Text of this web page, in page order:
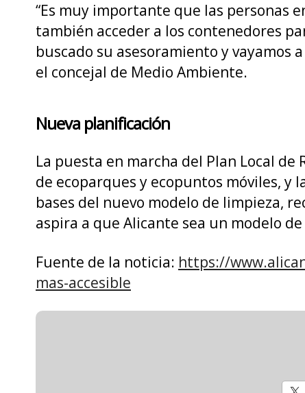
“Es muy importante que las personas
también acceder a los contenedores
buscado su asesoramiento y vayamos
el concejal de Medio Ambiente.
Nueva planificación
La puesta en marcha del Plan Local de
de ecoparques y ecopuntos móviles, y
bases del nuevo modelo de limpieza,
aspira a que Alicante sea un modelo
Fuente de la noticia: https://
mas-accesible